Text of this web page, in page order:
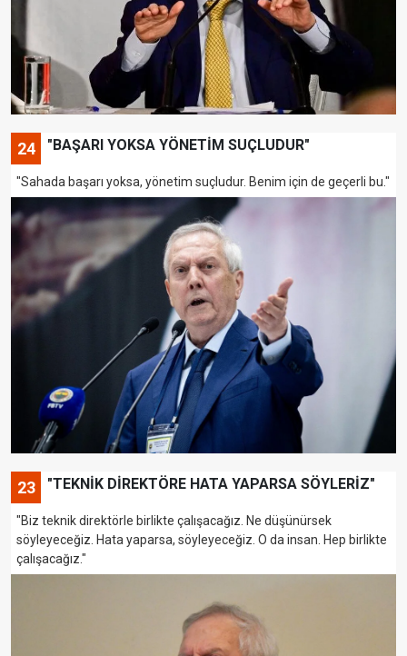
24 "BAŞARI YOKSA YÖNETİM SUÇLUDUR"
"Sahada başarı yoksa, yönetim suçludur. Benim için de geçerli bu."
23 "TEKNİK DİREKTÖRE HATA YAPARSA SÖYLERİZ"
"Biz teknik direktörle birlikte çalışacağız. Ne düşünürsek
söyleyeceğiz. Hata yaparsa, söyleyeceğiz. O da insan. Hep birlikte
çalışacağız."